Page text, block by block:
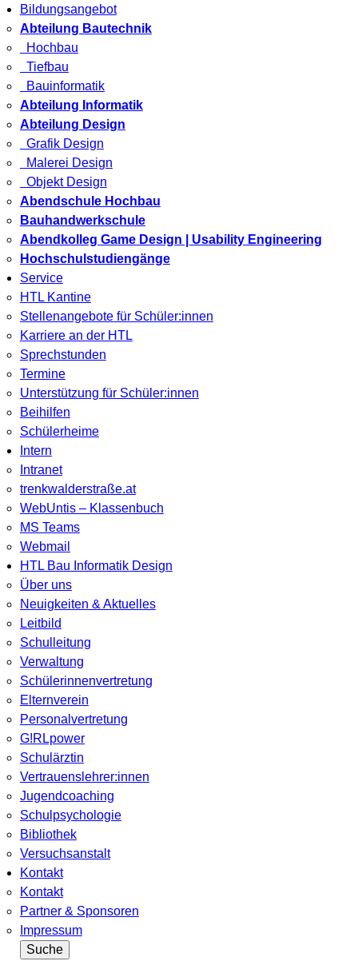
Bildungsangebot
Abteilung Bautechnik
Hochbau
Tiefbau
Bauinformatik
Abteilung Informatik
Abteilung Design
Grafik Design
Malerei Design
Objekt Design
Abendschule Hochbau
Bauhandwerkschule
Abendkolleg Game Design | Usability Engineering
Hochschulstudiengänge
Service
HTL Kantine
Stellenangebote für Schüler:innen
Karriere an der HTL
Sprechstunden
Termine
Unterstützung für Schüler:innen
Beihilfen
Schülerheime
Intern
Intranet
trenkwalderstraße.at
WebUntis – Klassenbuch
MS Teams
Webmail
HTL Bau Informatik Design
Über uns
Neuigkeiten & Aktuelles
Leitbild
Schulleitung
Verwaltung
Schülerinnenvertretung
Elternverein
Personalvertretung
G!RLpower
Schulärztin
Vertrauenslehrer:innen
Jugendcoaching
Schulpsychologie
Bibliothek
Versuchsanstalt
Kontakt
Kontakt
Partner & Sponsoren
Impressum
Suche